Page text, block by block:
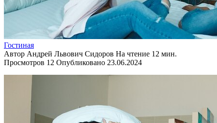
Гостиная
Автор Андрей Львович Сидоров На чтение 12 мин.
Просмотров 12 Опубликовано 23.06.2024